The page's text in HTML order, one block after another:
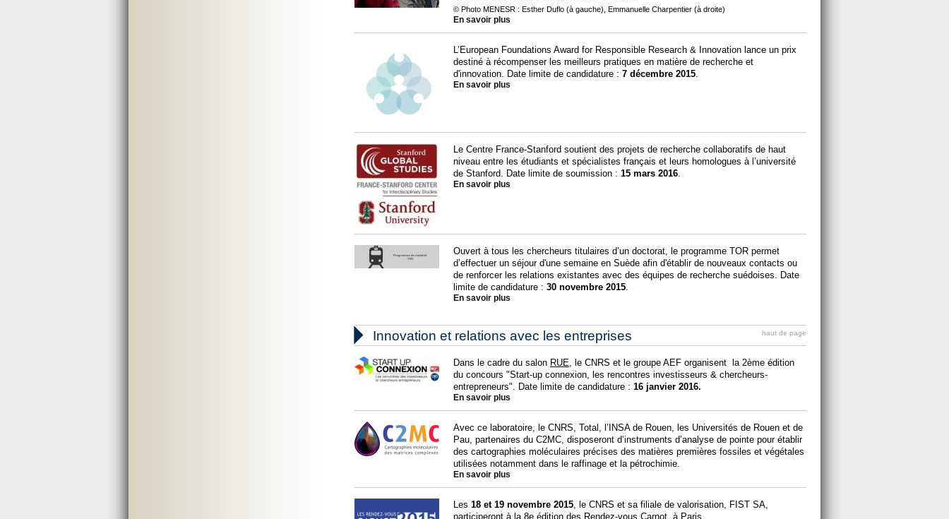
© Photo MENESR : Esther Duflo (à gauche), Emmanuelle Charpentier (à droite)
En savoir plus
L’European Foundations Award for Responsible Research & Innovation lance un prix
destiné à récompenser les meilleurs pratiques en matière de recherche et
d'innovation. Date limite de candidature : 7 décembre 2015.
En savoir plus
Le Centre France-Stanford soutient des projets de recherche collaboratifs de haut
niveau entre les étudiants et spécialistes français et leurs homologues à l’université
de Stanford. Date limite de soumission : 15 mars 2016.
En savoir plus
Ouvert à tous les chercheurs titulaires d’un doctorat, le programme TOR permet
d’effectuer un séjour d'une semaine en Suède afin d'établir de nouveaux contacts ou
de renforcer les relations existantes avec des équipes de recherche suédoises. Date
limite de candidature : 30 novembre 2015.
En savoir plus
 Innovation et relations avec les entreprises haut de page
Dans le cadre du salon RUE, le CNRS et le groupe AEF organisent la 2ème édition
du concours "Start-up connexion, les rencontres investisseurs & chercheurs-
entrepreneurs". Date limite de candidature : 16 janvier 2016.
En savoir plus
Avec ce laboratoire, le CNRS, Total, l’INSA de Rouen, les Universités de Rouen et de
Pau, partenaires du C2MC, disposeront d’instruments d’analyse de pointe pour établir
des cartographies moléculaires précises des matières premières fossiles et végétales
utilisées notamment dans le raffinage et la pétrochimie.
En savoir plus
Les 18 et 19 novembre 2015, le CNRS et sa filiale de valorisation, FIST SA,
participeront à la 8e édition des Rendez-vous Carnot, à Paris.